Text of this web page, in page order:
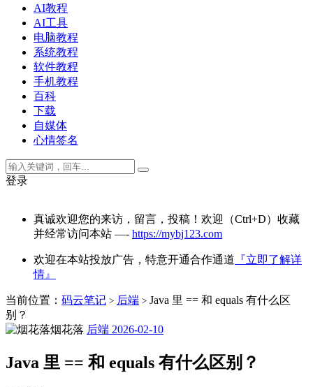
AI教程
AI工具
电脑教程
系统教程
软件教程
手机教程
百科
下载
自媒体
心情签名
登录
真诚欢迎您的来访，留言，投稿！欢迎（Ctrl+D）收藏
并经常访问本站 —- https://mybj123.com
欢迎在本站投放广告，特意开通合作通道 『立即了解详
情』
当前位置： 码云笔记 > 后端 > Java 里 == 和 equals 有什么区
别？
烟花落 后端 2026-02-10
Java 里 == 和 equals 有什么区别？